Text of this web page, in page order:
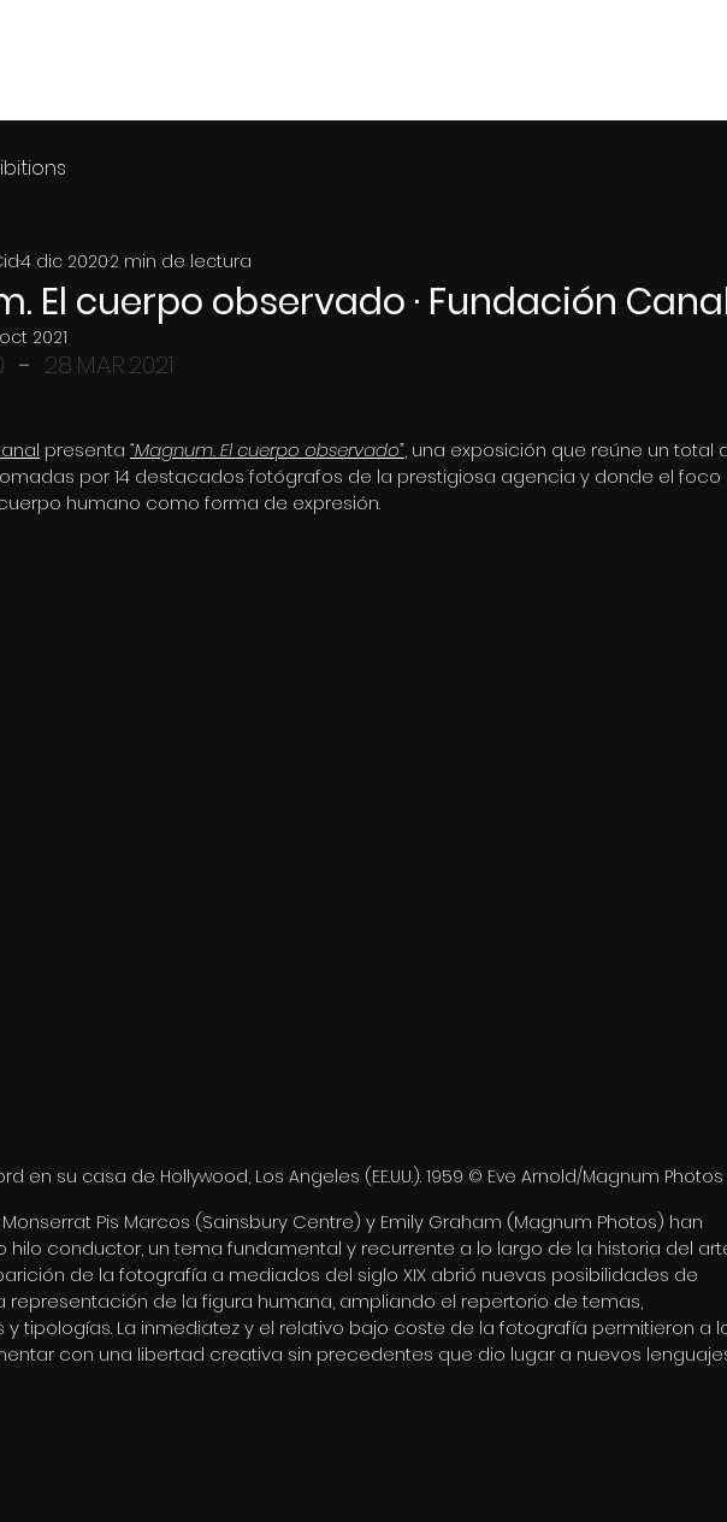
El cuerpo observado · Fundación
4 dic 20202 min de lectura
2021
- 28.MAR.2021
presenta “Magnum. El cuerpo observado”, una exposición que reúne un total
por 14 destacados fotógrafos de la prestigiosa agencia y donde el
humano como forma de expresión.
en su casa de Hollywood, Los Angeles (EE.UU.). 1959 © Eve Arnold/Magnum Photos
Pis Marcos (Sainsbury Centre) y Emily Graham (Magnum Photos) han
hilo conductor, un tema fundamental y recurrente a lo largo de la historia del
de la fotografía a mediados del siglo XIX abrió nuevas posibilidades de
representación de la figura humana, ampliando el repertorio de temas,
tipologías. La inmediatez y el relativo bajo coste de la fotografía permitieron a
con una libertad creativa sin precedentes que dio lugar a nuevos